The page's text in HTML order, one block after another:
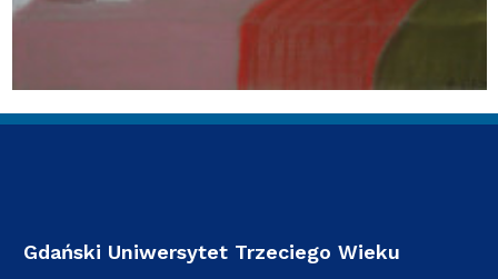
Gdański Uniwersytet Trzeciego Wieku